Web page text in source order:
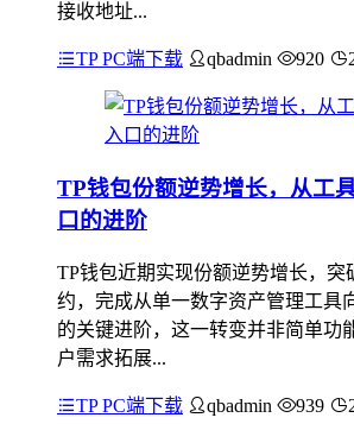
接收地址...
TP PC端下载 qbadmin 920
TP钱包份额逆势增长，从工
口的进阶
TP钱包近期实现份额逆势增长，突
约，完成从单一数字资产管理工具
的关键进阶，这一转变并非简单功
户需求拓展...
TP PC端下载 qbadmin 939